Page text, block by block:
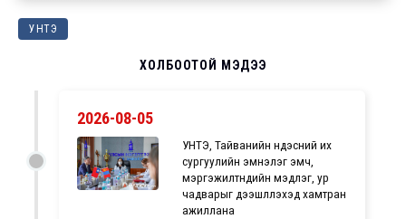
УНТЭ
ХОЛБООТОЙ МЭДЭЭ
2026-08-05
УНТЭ, Тайванийн үндэсний их
сургуулийн эмнэлэг эмч,
мэргэжилтнүүдийн мэдлэг, ур
чадварыг дээшлүүлэхэд хамтран
ажиллана